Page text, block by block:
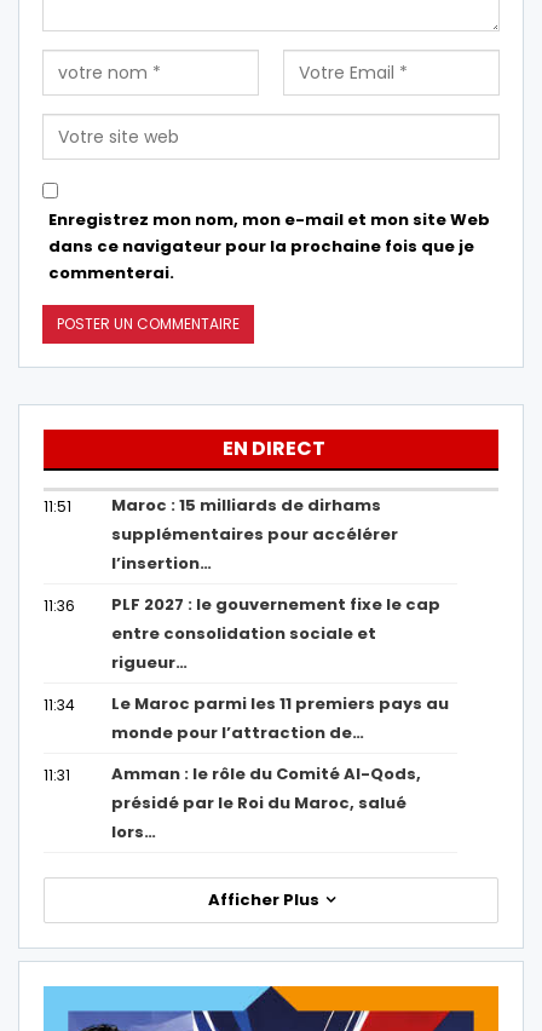
Enregistrez mon nom, mon e-mail et mon site Web
dans ce navigateur pour la prochaine fois que je
commenterai.
EN DIRECT
11:51
Maroc : 15 milliards de dirhams
supplémentaires pour accélérer
l’insertion…
11:36
PLF 2027 : le gouvernement fixe le cap
entre consolidation sociale et
rigueur…
11:34
Le Maroc parmi les 11 premiers pays au
monde pour l’attraction de…
11:31
Amman : le rôle du Comité Al-Qods,
présidé par le Roi du Maroc, salué
lors…
Afficher Plus